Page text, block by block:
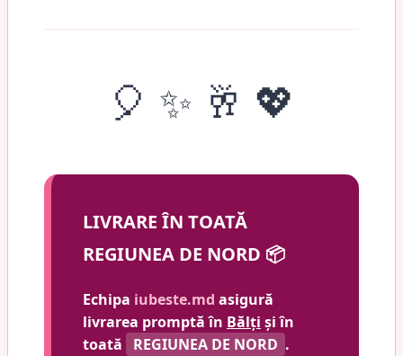
🎈 ✨ 🥂 💖
LIVRARE ÎN TOATĂ
REGIUNEA DE NORD 📦
Echipa iubeste.md asigură
livrarea promptă în Bălți și în
toată
REGIUNEA DE NORD .